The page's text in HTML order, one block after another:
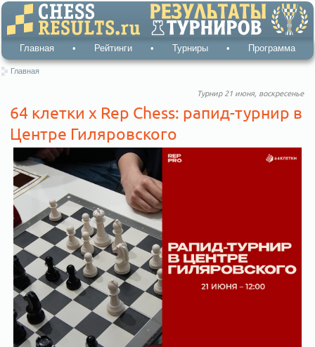
Главная • Рейтинги • Турниры • Программа
Главная
Турнир 21 июня, воскресенье
64 клетки x Rep Chess: рапид-турнир в
Центре Гиляровского